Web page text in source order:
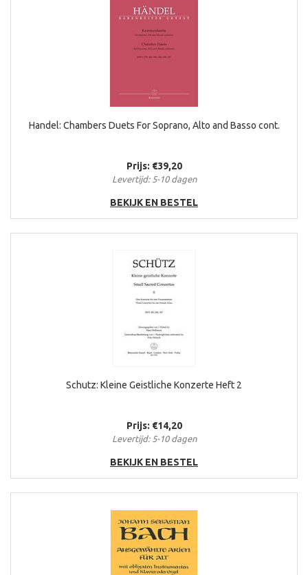
Handel: Chambers Duets For Soprano, Alto and Basso cont.
Prijs: €39,20
Levertijd: 5-10 dagen
BEKIJK EN BESTEL
Schutz: Kleine Geistliche Konzerte Heft 2
Prijs: €14,20
Levertijd: 5-10 dagen
BEKIJK EN BESTEL